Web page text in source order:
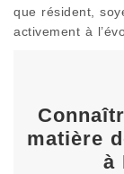
que résident,
activement à
matière
à